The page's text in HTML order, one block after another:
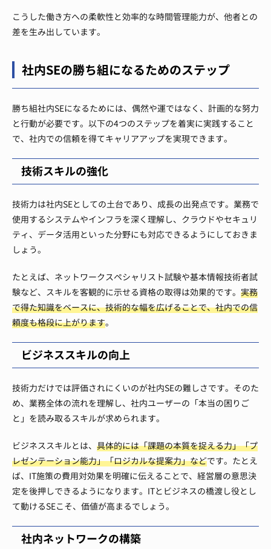
こうした働き方への柔軟性と効率的な時間管理能力が、他者との
差を生み出しています。
社内SEの勝ち組になるためのステップ
勝ち組社内SEになるためには、偶然や運ではなく、計画的な努力
と行動が必要です。以下の4つのステップを着実に実践すること
で、社内での信頼を得てキャリアアップを実現できます。
技術スキルの強化
技術力は社内SEとしての土台であり、成長の出発点です。業務で
使用するシステムやインフラを深く理解し、クラウドやセキュリ
ティ、データ活用といった分野にも対応できるようにしておきま
しょう。
たとえば、ネットワークスペシャリスト試験や基本情報技術者試
験など、スキルを客観的に示せる資格の取得は効果的です。 実務
で得た知識をベースに、技術的な幅を広げることで、社内での信
頼度も格段に上がります。
ビジネススキルの向上
技術力だけでは評価されにくいのが社内SEの難しさです。そのた
め、業務全体の流れを理解し、社内ユーザーの「本当の困りご
と」を読み取るスキルが求められます。
ビジネススキルとは、 具体的には「課題の本質を捉える力」「プ
レゼンテーション能力」「ロジカルな提案力」などです。たとえ
ば、IT施策の費用対効果を明確に伝えることで、経営層の意思決
定を後押しできるようになります。ITとビジネスの橋渡し役とし
て動けるSEこそ、価値が高まるでしょう。
社内ネットワークの構築